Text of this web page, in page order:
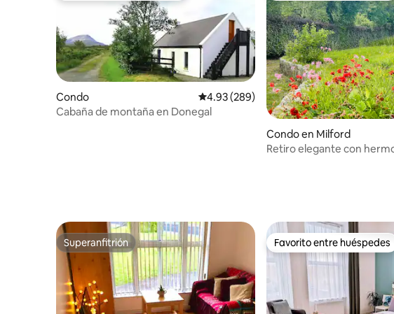
Condo Calificación promedio: 4.93 de 5, 289
4.93 (289)
Cabaña de montaña en Donegal
Condo en Milford
Retiro elegante con
Superanfitrión
Superanfitrión Favorito entre huéspedes
Favorito entre huéspedes